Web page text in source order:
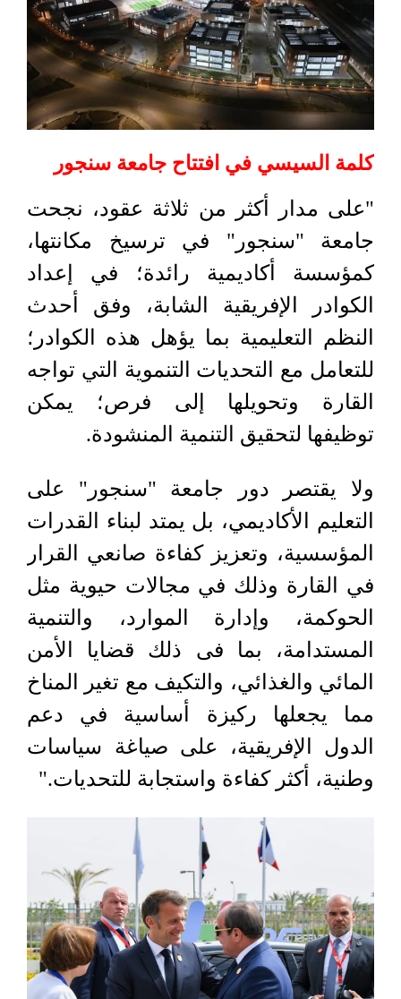
كلمة السيسي في افتتاح جامعة سنجور
"على مدار أكثر من ثلاثة عقود، نجحت
جامعة "سنجور" في ترسيخ مكانتها،
كمؤسسة أكاديمية رائدة؛ في إعداد
الكوادر الإفريقية الشابة، وفق أحدث
النظم التعليمية بما يؤهل هذه الكوادر؛
للتعامل مع التحديات التنموية التي تواجه
القارة وتحويلها إلى فرص؛ يمكن
توظيفها لتحقيق التنمية المنشودة.
ولا يقتصر دور جامعة "سنجور" على
التعليم الأكاديمي، بل يمتد لبناء القدرات
المؤسسية، وتعزيز كفاءة صانعي القرار
في القارة وذلك في مجالات حيوية مثل
الحوكمة، وإدارة الموارد، والتنمية
المستدامة، بما فى ذلك قضايا الأمن
المائي والغذائي، والتكيف مع تغير المناخ
مما يجعلها ركيزة أساسية في دعم
الدول الإفريقية، على صياغة سياسات
وطنية، أكثر كفاءة واستجابة للتحديات."